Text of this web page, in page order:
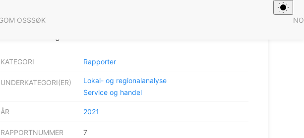
OM OSSSØK NO
sykehusstruktur Innlandet. Deltema 3: By- og
KATEGORI Rapporter
UNDERKATEGORI(ER)
Lokal- og regionalanalyse
Service og handel
ÅR 2021
RAPPORTNUMMER 7